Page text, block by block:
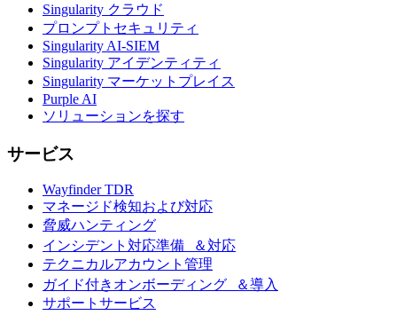
Singularity クラウド
プロンプトセキュリティ
Singularity AI-SIEM
Singularity アイデンティティ
Singularity マーケットプレイス
Purple AI
ソリューションを探す
サービス
Wayfinder TDR
マネージド検知および対応
脅威ハンティング
インシデント対応準備 ＆対応
テクニカルアカウント管理
ガイド付きオンボーディング ＆導入
サポートサービス